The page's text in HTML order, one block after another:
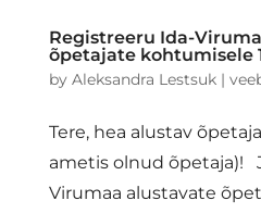
Registreeru Ida-
õpetajate kohtumisele
by Aleksandra Lestsuk|
Tere, hea alustav
ametis olnud õpetaja)!
Virumaa alustavate